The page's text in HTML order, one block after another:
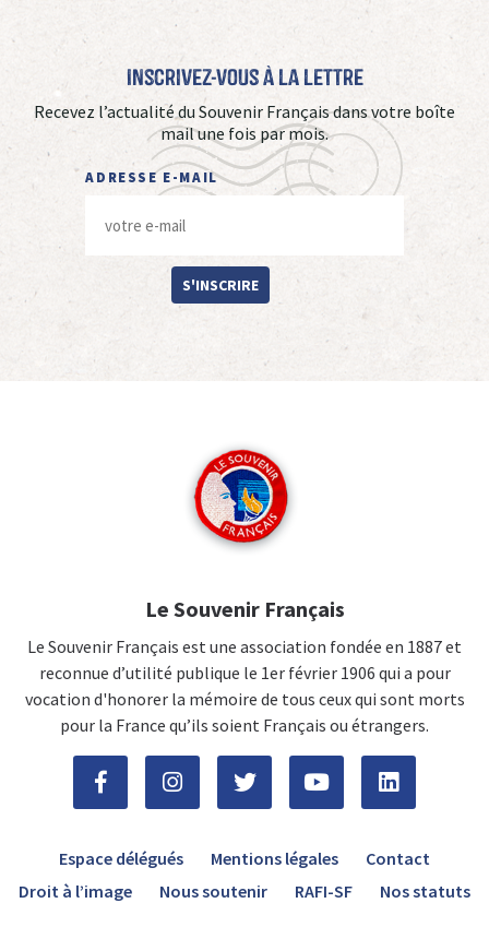
Inscrivez-vous à La Lettre
Recevez l’actualité du Souvenir Français dans votre boîte
mail une fois par mois.
ADRESSE E-MAIL
S'INSCRIRE
Le Souvenir Français
Le Souvenir Français est une association fondée en 1887 et
reconnue d’utilité publique le 1er février 1906 qui a pour
vocation d'honorer la mémoire de tous ceux qui sont morts
pour la France qu’ils soient Français ou étrangers.
Espace délégués Mentions légales
Contact
Droit à l’image
Nous soutenir RAFI-SF Nos statuts